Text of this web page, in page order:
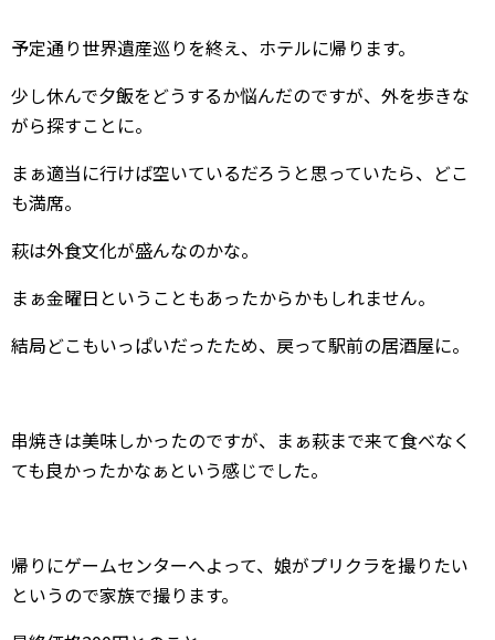
予定通り世界遺産巡りを終え、ホテルに帰ります。
少し休んで夕飯をどうするか悩んだのですが、外を歩きな
がら探すことに。
まぁ適当に行けば空いているだろうと思っていたら、どこ
も満席。
萩は外食文化が盛んなのかな。
まぁ金曜日ということもあったからかもしれません。
結局どこもいっぱいだったため、戻って駅前の居酒屋に。
串焼きは美味しかったのですが、まぁ萩まで来て食べなく
ても良かったかなぁという感じでした。
帰りにゲームセンターへよって、娘がプリクラを撮りたい
というので家族で撮ります。